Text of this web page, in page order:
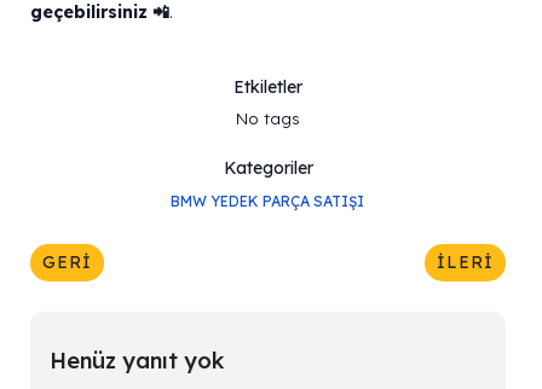
geçebilirsiniz 📲.
Etkiletler
No tags
Kategoriler
BMW YEDEK PARÇA SATIŞI
GERI İLERI
Henüz yanıt yok